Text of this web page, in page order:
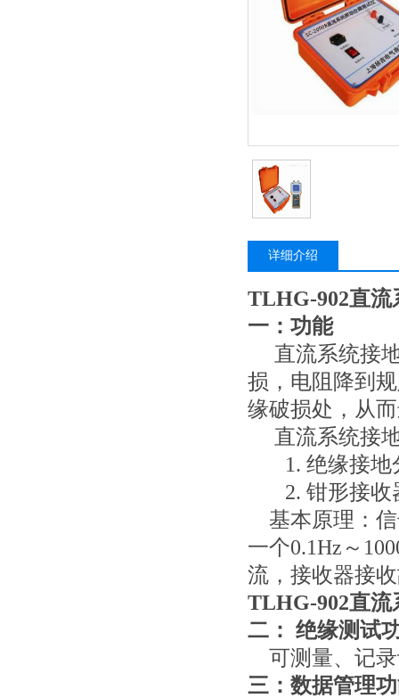
详细介绍
TLHG-902直流
一：功能
直流系统接地
损，电阻降到
缘破损处，从
直流系统接
1. 绝缘接地
2. 钳形接收
基本原理：信
一个0.1Hz～
流，接收器接
TLHG-902直流
二： 绝缘测试
可测量、记
三：数据管理